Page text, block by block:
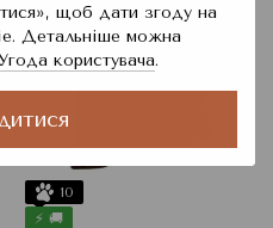
щоб дати згоду на
Детальніше можна
користувача.
10
⚡ 🚚